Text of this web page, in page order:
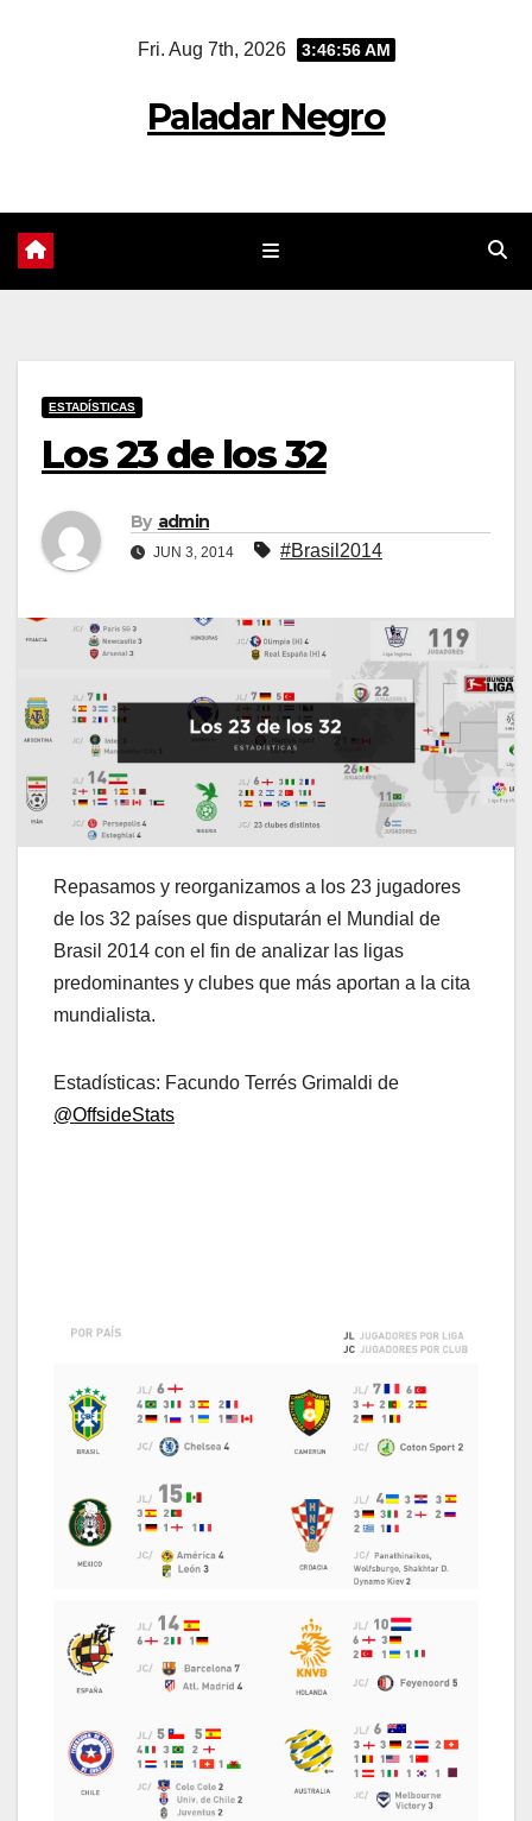
Fri. Aug 7th, 2026 3:46:57 AM
Paladar Negro
ESTADÍSTICAS
Los 23 de los 32
By admin
JUN 3, 2014 #Brasil2014
Repasamos y reorganizamos a los 23 jugadores
de los 32 países que disputarán el Mundial de
Brasil 2014 con el fin de analizar las ligas
predominantes y clubes que más aportan a la cita
mundialista.
Estadísticas: Facundo Terrés Grimaldi de
@OffsideStats